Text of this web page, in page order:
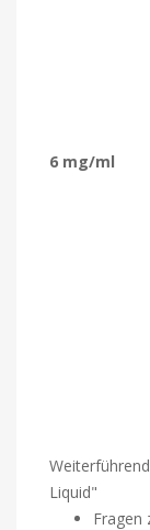
6 mg/ml
Liquid"
Fragen